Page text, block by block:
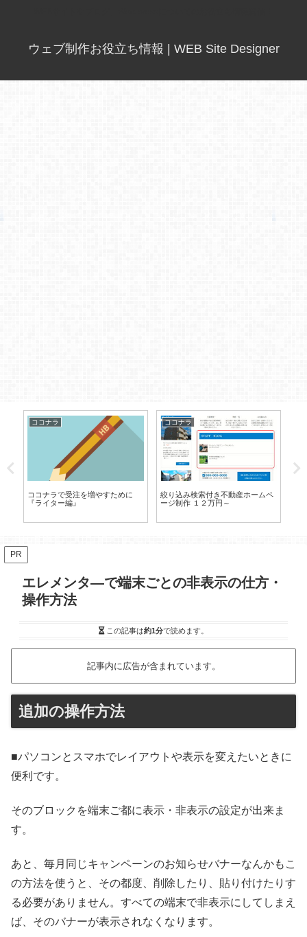
ウェブ制作お役立ち情報 | WEB Site Designer
ココナラ
ココナラで受注を増やすために
『ライター編』
ココナラ
絞り込み検索付き不動産ホームペ
ージ制作 １２万円～
PR
エレメンタ―で端末ごとの非表示の仕方・
操作方法
この記事は約1分で読めます。
記事内に広告が含まれています。
追加の操作方法
■パソコンとスマホでレイアウトや表示を変えたいときに
便利です。
そのブロックを端末ご都に表示・非表示の設定が出来ま
す。
あと、毎月同じキャンペーンのお知らせバナーなんかもこ
の方法を使うと、その都度、削除したり、貼り付けたりす
る必要がありません。すべての端末で非表示にしてしまえ
ば、そのバナーが表示されなくなります。